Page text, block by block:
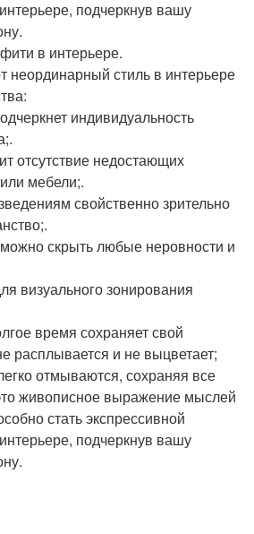
подчеркнув вашу
в интерьере.
неординарный стиль в интерьере
индивидуальность
отсутствие недостающих
мебели;.
свойственно зрительно
скрыть любые неровности и
визуального зонирования
время сохраняет свой
расплывается и не выцветает;
отмываются, сохраняя все
живописное выражение мыслей
стать экспрессивной
подчеркнув вашу